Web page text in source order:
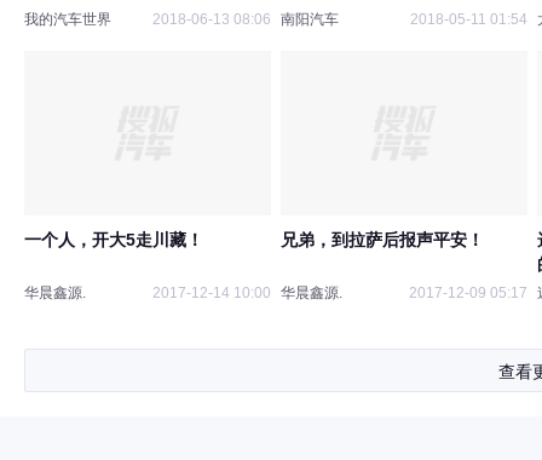
我的汽车世界 2018-06-13 08:06 南阳汽车 2018-05-11 01:54
一个人，开大5走川藏！
华晨鑫源. 2017-12-14 10:00
兄弟，到拉萨后报声平安！
华晨鑫源. 2017-12-09 05:17
查看